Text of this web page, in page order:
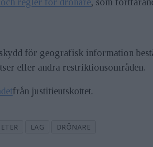
för geografisk information
eller andra restriktionsområden.
från justitieutskottet.
LAG DRÖNARE